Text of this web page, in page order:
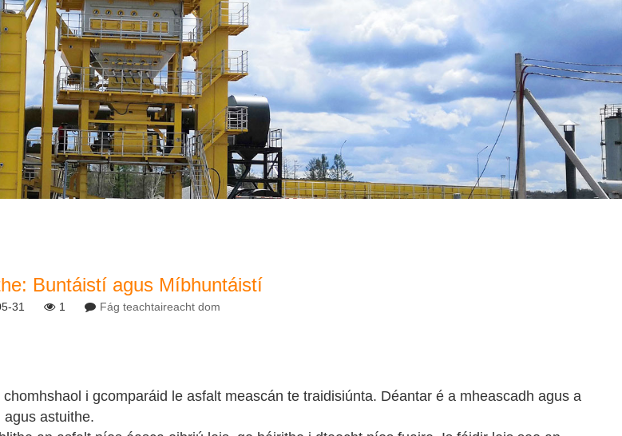
Buntáistí agus Míbhuntáistí
31 1 Fág teachtaireacht dom
i gcomparáid le asfalt meascán te traidisiúnta. Déantar é a mheascadh agus a
astuithe.